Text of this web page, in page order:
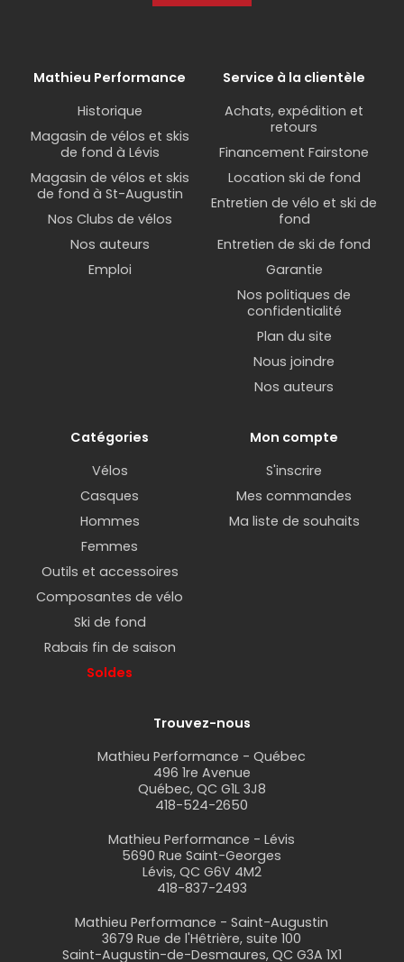
Mathieu Performance
Historique
Magasin de vélos et skis
de fond à Lévis
Magasin de vélos et skis
de fond à St-Augustin
Nos Clubs de vélos
Nos auteurs
Emploi
Service à la clientèle
Achats, expédition et
retours
Financement Fairstone
Location ski de fond
Entretien de vélo et ski de
fond
Entretien de ski de fond
Garantie
Nos politiques de
confidentialité
Plan du site
Nous joindre
Nos auteurs
Catégories
Vélos
Casques
Hommes
Femmes
Outils et accessoires
Composantes de vélo
Ski de fond
Rabais fin de saison
Soldes
Mon compte
S'inscrire
Mes commandes
Ma liste de souhaits
Trouvez-nous
Mathieu Performance - Québec
496 1re Avenue
Québec, QC G1L 3J8
418-524-2650
Mathieu Performance - Lévis
5690 Rue Saint-Georges
Lévis, QC G6V 4M2
418-837-2493
Mathieu Performance - Saint-Augustin
3679 Rue de l'Hêtrière, suite 100
Saint-Augustin-de-Desmaures, QC G3A 1X1